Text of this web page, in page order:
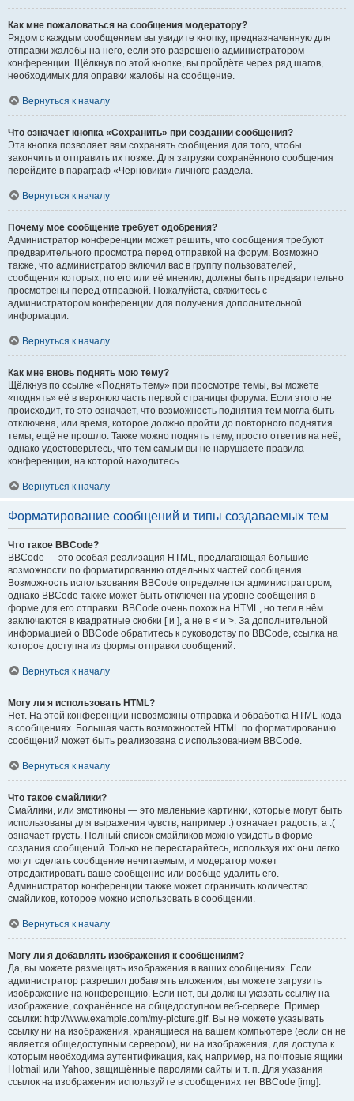
Как мне пожаловаться на сообщения модератору?
Рядом с каждым сообщением вы увидите кнопку, предназначенную для
отправки жалобы на него, если это разрешено администратором
конференции. Щёлкнув по этой кнопке, вы пройдёте через ряд шагов,
необходимых для оправки жалобы на сообщение.
Вернуться к началу
Что означает кнопка «Сохранить» при создании сообщения?
Эта кнопка позволяет вам сохранять сообщения для того, чтобы
закончить и отправить их позже. Для загрузки сохранённого сообщения
перейдите в параграф «Черновики» личного раздела.
Вернуться к началу
Почему моё сообщение требует одобрения?
Администратор конференции может решить, что сообщения требуют
предварительного просмотра перед отправкой на форум. Возможно
также, что администратор включил вас в группу пользователей,
сообщения которых, по его или её мнению, должны быть предварительно
просмотрены перед отправкой. Пожалуйста, свяжитесь с
администратором конференции для получения дополнительной
информации.
Вернуться к началу
Как мне вновь поднять мою тему?
Щёлкнув по ссылке «Поднять тему» при просмотре темы, вы можете
«поднять» её в верхнюю часть первой страницы форума. Если этого не
происходит, то это означает, что возможность поднятия тем могла быть
отключена, или время, которое должно пройти до повторного поднятия
темы, ещё не прошло. Также можно поднять тему, просто ответив на неё,
однако удостоверьтесь, что тем самым вы не нарушаете правила
конференции, на которой находитесь.
Вернуться к началу
Форматирование сообщений и типы создаваемых тем
Что такое BBCode?
BBCode — это особая реализация HTML, предлагающая большие
возможности по форматированию отдельных частей сообщения.
Возможность использования BBCode определяется администратором,
однако BBCode также может быть отключён на уровне сообщения в
форме для его отправки. BBCode очень похож на HTML, но теги в нём
заключаются в квадратные скобки [ и ], а не в < и >. За дополнительной
информацией о BBCode обратитесь к руководству по BBCode, ссылка на
которое доступна из формы отправки сообщений.
Вернуться к началу
Могу ли я использовать HTML?
Нет. На этой конференции невозможны отправка и обработка HTML-кода
в сообщениях. Большая часть возможностей HTML по форматированию
сообщений может быть реализована с использованием BBCode.
Вернуться к началу
Что такое смайлики?
Смайлики, или эмотиконы — это маленькие картинки, которые могут быть
использованы для выражения чувств, например :) означает радость, а :(
означает грусть. Полный список смайликов можно увидеть в форме
создания сообщений. Только не перестарайтесь, используя их: они легко
могут сделать сообщение нечитаемым, и модератор может
отредактировать ваше сообщение или вообще удалить его.
Администратор конференции также может ограничить количество
смайликов, которое можно использовать в сообщении.
Вернуться к началу
Могу ли я добавлять изображения к сообщениям?
Да, вы можете размещать изображения в ваших сообщениях. Если
администратор разрешил добавлять вложения, вы можете загрузить
изображение на конференцию. Если нет, вы должны указать ссылку на
изображение, сохранённое на общедоступном веб-сервере. Пример
ссылки: http://www.example.com/my-picture.gif. Вы не можете указывать
ссылку ни на изображения, хранящиеся на вашем компьютере (если он не
является общедоступным сервером), ни на изображения, для доступа к
которым необходима аутентификация, как, например, на почтовые ящики
Hotmail или Yahoo, защищённые паролями сайты и т. п. Для указания
ссылок на изображения используйте в сообщениях тег BBCode [img].